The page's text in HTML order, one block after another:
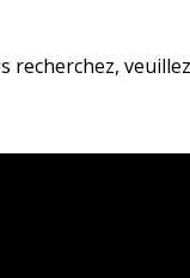
recherchez,